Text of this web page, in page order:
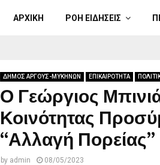
ΑΡΧΙΚΗ ΡΟΗ ΕΙΔΗΣΕΙΣ
ΔΗΜΟΣ ΑΡΓΟΥΣ-ΜΥΚΗΝΩΝ ΕΠΙΚΑΙΡΟΤΗΤΑ
Ο Γεώργιος
Κοινότητας
“Αλλαγή Πορείας”
by admin 08/05/2023